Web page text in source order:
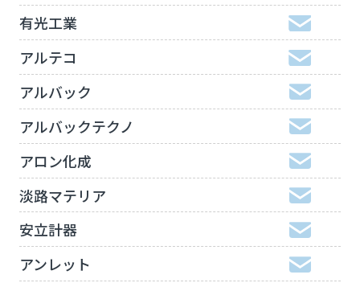
有光工業
アルテコ
アルバック
アルバックテクノ
アロン化成
淡路マテリア
安立計器
アンレット